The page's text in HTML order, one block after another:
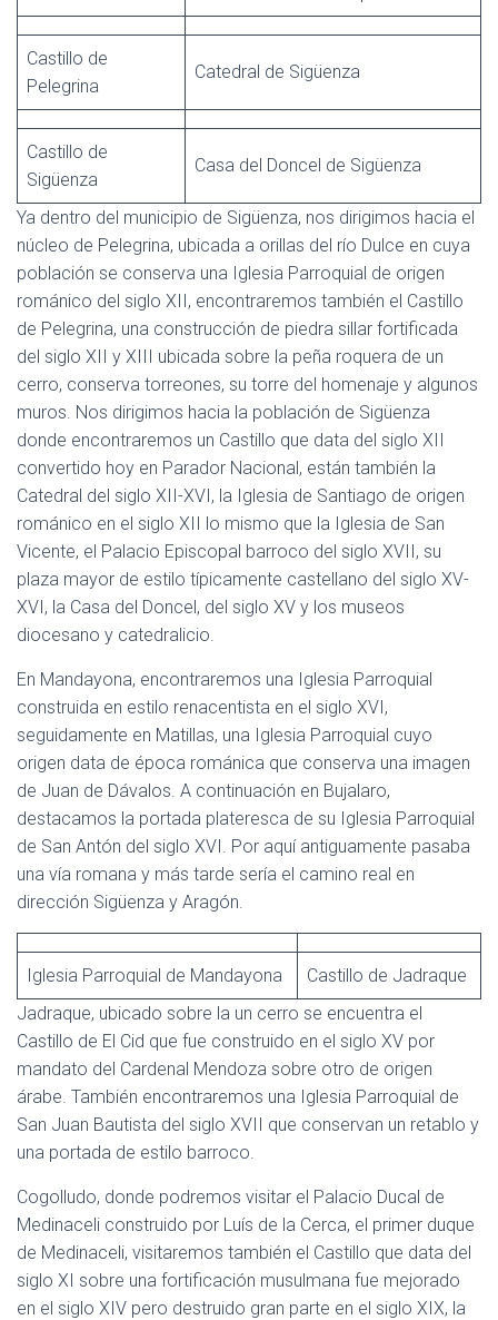
Castillo de
Pelegrina
Catedral de Sigüenza
Castillo de
Sigüenza
Casa del Doncel de Sigüenza
Ya dentro del municipio de Sigüenza, nos dirigimos hacia el
núcleo de Pelegrina, ubicada a orillas del río Dulce en cuya
población se conserva una Iglesia Parroquial de origen
románico del siglo XII, encontraremos también el Castillo
de Pelegrina, una construcción de piedra sillar fortificada
del siglo XII y XIII ubicada sobre la peña roquera de un
cerro, conserva torreones, su torre del homenaje y algunos
muros. Nos dirigimos hacia la población de Sigüenza
donde encontraremos un Castillo que data del siglo XII
convertido hoy en Parador Nacional, están también la
Catedral del siglo XII-XVI, la Iglesia de Santiago de origen
románico en el siglo XII lo mismo que la Iglesia de San
Vicente, el Palacio Episcopal barroco del siglo XVII, su
plaza mayor de estilo típicamente castellano del siglo XV-
XVI, la Casa del Doncel, del siglo XV y los museos
diocesano y catedralicio.
En Mandayona, encontraremos una Iglesia Parroquial
construida en estilo renacentista en el siglo XVI,
seguidamente en Matillas, una Iglesia Parroquial cuyo
origen data de época románica que conserva una imagen
de Juan de Dávalos. A continuación en Bujalaro,
destacamos la portada plateresca de su Iglesia Parroquial
de San Antón del siglo XVI. Por aquí antiguamente pasaba
una vía romana y más tarde sería el camino real en
dirección Sigüenza y Aragón.
Iglesia Parroquial de Mandayona
Castillo de Jadraque
Jadraque, ubicado sobre la un cerro se encuentra el
Castillo de El Cid que fue construido en el siglo XV por
mandato del Cardenal Mendoza sobre otro de origen
árabe. También encontraremos una Iglesia Parroquial de
San Juan Bautista del siglo XVII que conservan un retablo y
una portada de estilo barroco.
Cogolludo, donde podremos visitar el Palacio Ducal de
Medinaceli construido por Luís de la Cerca, el primer duque
de Medinaceli, visitaremos también el Castillo que data del
siglo XI sobre una fortificación musulmana fue mejorado
en el siglo XIV pero destruido gran parte en el siglo XIX, la